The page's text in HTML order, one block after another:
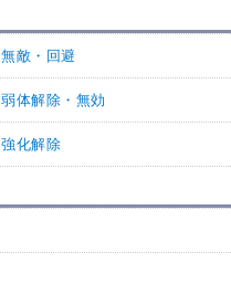
無敵・回避
弱体解除・無効
強化解除